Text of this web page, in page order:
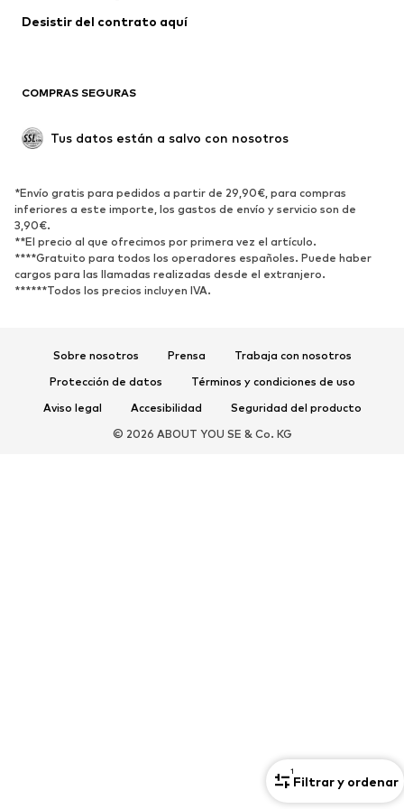
1
Filtrar y ordenar
Ropa de baño
Nuevo
Tendencia
Zapatos bajos
Zapatos deportivos
Zapatos abiertos
DEPORTE
Ropa deportiva
Disciplinas deportivas
Complementos deportivos
COMPLEMENTOS
Ropa interior y de baño
Trajes y chaquetas
Desistir del contrato aquí
COMPRAS SEGURAS
Tus datos están a salvo con nosotros
*Envío gratis para pedidos a partir de 29,90€, para compras
inferiores a este importe, los gastos de envío y servicio son de
3,90€.
**El precio al que ofrecimos por primera vez el artículo.
****Gratuito para todos los operadores españoles. Puede haber
cargos para las llamadas realizadas desde el extranjero.
******Todos los precios incluyen IVA.
Sobre nosotros Prensa
Trabaja con nosotros
Protección de datos
Términos y condiciones de uso
Aviso legal
Accesibilidad
Seguridad del producto
© 2026 ABOUT YOU SE & Co. KG